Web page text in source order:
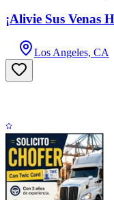
¡Alivie Sus Venas
Los Angeles, CA